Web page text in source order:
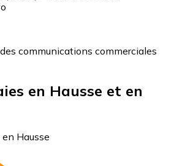
communications commerciales
en Hausse et en
Hausse